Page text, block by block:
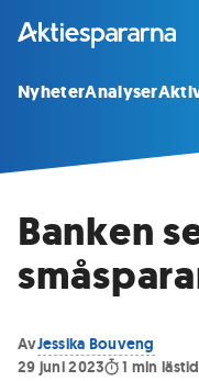
NyheterAnalyser
Banken
AvJessika Bouveng
29 juni 2023
1 min lästid